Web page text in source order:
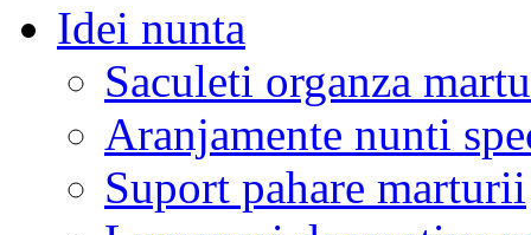
Idei nunta
Saculeti organza
Aranjamente nunti
Suport pahare marturii